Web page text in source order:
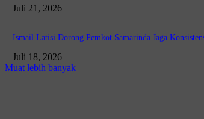
Juli 21, 2026
Ismail Latisi Dorong Pemkot Samarinda Jaga
Juli 18, 2026
Muat lebih banyak